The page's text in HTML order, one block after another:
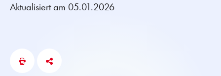
Aktualisiert am 05.01.2026